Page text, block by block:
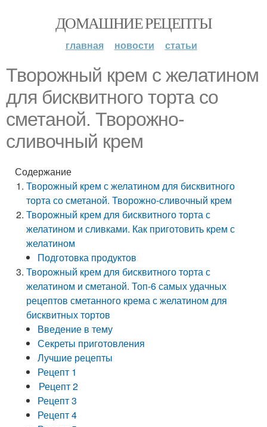
ДОМАШНИЕ РЕЦЕПТЫ
главная новости статьи
Творожный крем с желатином
для бисквитного торта со
сметаной. Творожно-
сливочный крем
Содержание
Творожный крем с желатином для бисквитного
торта со сметаной. Творожно-сливочный крем
Творожный крем для бисквитного торта с
желатином и сливками. Как приготовить крем с
желатином
Подготовка продуктов
Творожный крем для бисквитного торта с
желатином и сметаной. Топ-6 самых удачных
рецептов сметанного крема с желатином для
бисквитных тортов
Введение в тему
Секреты приготовления
Лучшие рецепты
Рецепт 1
Рецепт 2
Рецепт 3
Рецепт 4